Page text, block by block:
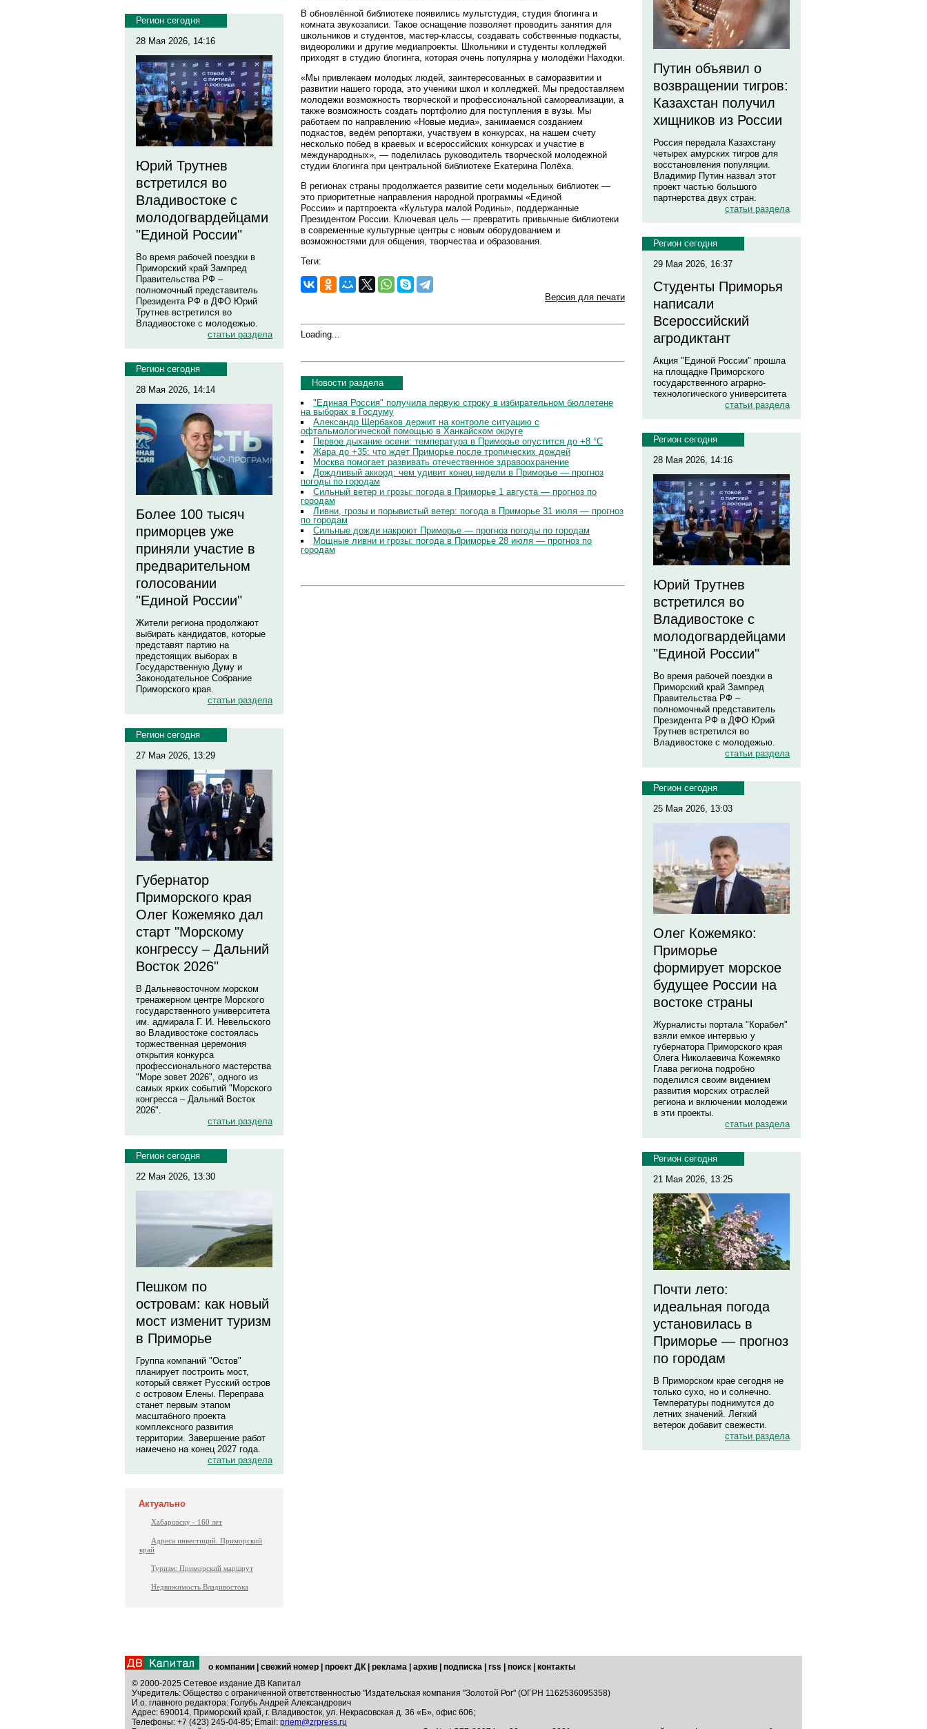
Регион сегодня
28 Мая 2026, 14:16
Юрий Трутнев
встретился во
Владивостоке с
молодогвардейцами
"Единой России"
Во время рабочей поездки в
Приморский край Зампред
Правительства РФ –
полномочный представитель
Президента РФ в ДФО Юрий
Трутнев встретился во
Владивостоке с молодежью.
статьи раздела
Регион сегодня
28 Мая 2026, 14:14
Более 100 тысяч
приморцев уже
приняли участие в
предварительном
голосовании
"Единой России"
Жители региона продолжают
выбирать кандидатов, которые
представят партию на
предстоящих выборах в
Государственную Думу и
Законодательное Собрание
Приморского края.
статьи раздела
Регион сегодня
27 Мая 2026, 13:29
Губернатор
Приморского края
Олег Кожемяко дал
старт "Морскому
конгрессу – Дальний
Восток 2026"
В Дальневосточном морском
тренажерном центре Морского
государственного университета
им. адмирала Г. И. Невельского
во Владивостоке состоялась
торжественная церемония
открытия конкурса
профессионального мастерства
"Море зовет 2026", одного из
самых ярких событий "Морского
конгресса – Дальний Восток
2026".
статьи раздела
Регион сегодня
22 Мая 2026, 13:30
Пешком по
островам: как новый
мост изменит туризм
в Приморье
Группа компаний "Остов"
планирует построить мост,
который свяжет Русский остров
с островом Елены. Переправа
станет первым этапом
масштабного проекта
комплексного развития
территории. Завершение работ
намечено на конец 2027 года.
статьи раздела
Актуально
Хабаровску - 160 лет
Адреса инвестиций. Приморский
край
Туризм: Приморский маршрут
Недвижимость Владивостока
В обновлённой библиотеке появились мультстудия, студия блогинга и
комната звукозаписи. Такое оснащение позволяет проводить занятия для
школьников и студентов, мастер-классы, создавать собственные подкасты,
видеоролики и другие медиапроекты. Школьники и студенты колледжей
приходят в студию блогинга, которая очень популярна у молодёжи Находки.
«Мы привлекаем молодых людей, заинтересованных в саморазвитии и
развитии нашего города, это ученики школ и колледжей. Мы предоставляем
молодежи возможность творческой и профессиональной самореализации, а
также возможность создать портфолио для поступления в вузы. Мы
работаем по направлению «Новые медиа», занимаемся созданием
подкастов, ведём репортажи, участвуем в конкурсах, на нашем счету
несколько побед в краевых и всероссийских конкурсах и участие в
международных», — поделилась руководитель творческой молодежной
студии блогинга при центральной библиотеке Екатерина Полёха.
В регионах страны продолжается развитие сети модельных библиотек —
это приоритетные направления народной программы «Единой
России» и партпроекта «Культура малой Родины», поддержанные
Президентом России. Ключевая цель — превратить привычные библиотеки
в современные культурные центры с новым оборудованием и
возможностями для общения, творчества и образования.
Теги:
Версия для печати
Loading...
Новости раздела
"Единая Россия" получила первую строку в избирательном бюллетене
на выборах в Госдуму
Александр Щербаков держит на контроле ситуацию с
офтальмологической помощью в Ханкайском округе
Первое дыхание осени: температура в Приморье опустится до +8 °C
Жара до +35: что ждет Приморье после тропических дождей
Москва помогает развивать отечественное здравоохранение
Дождливый аккорд: чем удивит конец недели в Приморье — прогноз
погоды по городам
Сильный ветер и грозы: погода в Приморье 1 августа — прогноз по
городам
Ливни, грозы и порывистый ветер: погода в Приморье 31 июля — прогноз
по городам
Сильные дожди накроют Приморье — прогноз погоды по городам
Мощные ливни и грозы: погода в Приморье 28 июля — прогноз по
городам
Путин объявил о
возвращении тигров:
Казахстан получил
хищников из России
Россия передала Казахстану
четырех амурских тигров для
восстановления популяции.
Владимир Путин назвал этот
проект частью большого
партнерства двух стран.
статьи раздела
Регион сегодня
29 Мая 2026, 16:37
Студенты Приморья
написали
Всероссийский
агродиктант
Акция "Единой России" прошла
на площадке Приморского
государственного аграрно-
технологического университета
статьи раздела
Регион сегодня
28 Мая 2026, 14:16
Юрий Трутнев
встретился во
Владивостоке с
молодогвардейцами
"Единой России"
Во время рабочей поездки в
Приморский край Зампред
Правительства РФ –
полномочный представитель
Президента РФ в ДФО Юрий
Трутнев встретился во
Владивостоке с молодежью.
статьи раздела
Регион сегодня
25 Мая 2026, 13:03
Олег Кожемяко:
Приморье
формирует морское
будущее России на
востоке страны
Журналисты портала "Корабел"
взяли емкое интервью у
губернатора Приморского края
Олега Николаевича Кожемяко
Глава региона подробно
поделился своим видением
развития морских отраслей
региона и включении молодежи
в эти проекты.
статьи раздела
Регион сегодня
21 Мая 2026, 13:25
Почти лето:
идеальная погода
установилась в
Приморье — прогноз
по городам
В Приморском крае сегодня не
только сухо, но и солнечно.
Температуры поднимутся до
летних значений. Легкий
ветерок добавит свежести.
статьи раздела
о компании свежий номер проект ДК реклама архив подписка rss поиск
контакты
© 2000-2025 Сетевое издание ДВ Капитал
Учредитель: Общество с ограниченной ответственностью "Издательская компания "Золотой Рог" (ОГРН 1162536095358)
И.о. главного редактора: Голубь Андрей Александрович
Адрес: 690014, Приморский край, г. Владивосток, ул. Некрасовская д. 36 «Б», офис 606;
Телефоны: +7 (423) 245-04-85; Email: priem@zrpress.ru